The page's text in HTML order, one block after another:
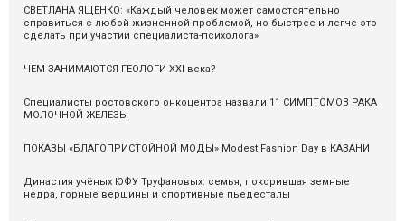
СВЕТЛАНА ЯЩЕНКО: «Каждый человек может самостоятельно
справиться с любой жизненной проблемой, но быстрее и легче это
сделать при участии специалиста-психолога»
ЧЕМ ЗАНИМАЮТСЯ ГЕОЛОГИ XXI века?
Специалисты ростовского онкоцентра назвали 11 СИМПТОМОВ РАКА
МОЛОЧНОЙ ЖЕЛЕЗЫ
ПОКАЗЫ «БЛАГОПРИСТОЙНОЙ МОДЫ» Modest Fashion Day в КАЗАНИ
Династия учёных ЮФУ Труфановых: семья, покорившая земные
недра, горные вершины и спортивные пьедесталы